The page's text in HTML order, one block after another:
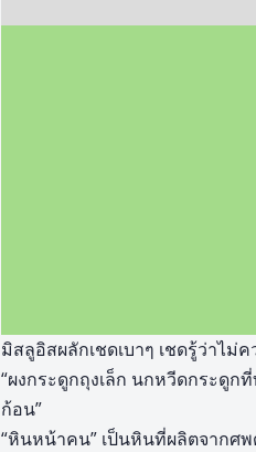
มิสลูอิสผลักเชดเบาๆ เชดรู้ว่าไม่
“ผงกระดูกถุงเล็ก นกหวีดกระดู
ก้อน”
“หินหน้าคน” เป็นหินที่ผลิตจากศ